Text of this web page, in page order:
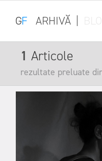
GF ARHIVĂ
1 Articole
rezultate preluate